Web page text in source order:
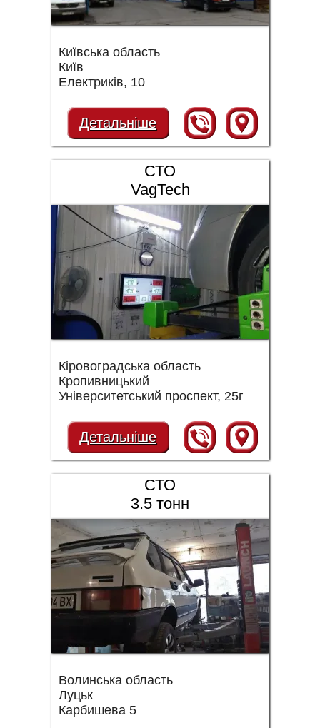
Київська область
Київ
Електриків, 10
Детальніше
СТО
VagTech
Кіровоградська область
Кропивницький
Університетський проспект, 25г
Детальніше
СТО
3.5 тонн
Волинська область
Луцьк
Карбишева 5